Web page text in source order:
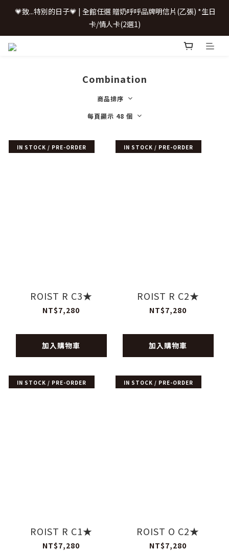
卡/情人卡(2選1)
卡/情人卡(2選1)
📢 \配鏡0元/ 加LINE聊聊
購鏡即享配件加購優惠
卡/情人卡(2選1)
Combination
商品排序
每頁顯示 48 個
IN STOCK / PRE-ORDER
ROIST R C3★
NT$7,280
加入購物車
IN STOCK / PRE-ORDER
ROIST R C2★
NT$7,280
加入購物車
IN STOCK / PRE-ORDER
ROIST R C1★
NT$7,280
IN STOCK / PRE-ORDER
ROIST O C2★
NT$7,280